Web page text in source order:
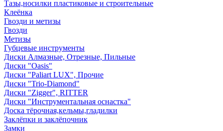
Тазы,носилки пластиковые и строительные
Клеёнка
Гвозди и метизы
Гвозди
Метизы
Губцевые инструменты
Диски Алмазные, Отрезные, Пильные
Диски "Oasis"
Диски "Paliart LUX", Прочие
Диски "Trio-Diamond"
Диски "Zigger", RITTER
Диски "Инструментальная оснастка"
Доска тёрочная,кельмы,гладилки
Заклёпки и заклёпочник
Замки